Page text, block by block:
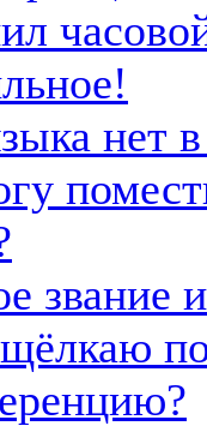
нет
звание